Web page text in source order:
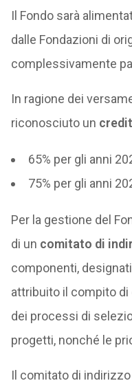
Il Fondo sarà
dalle Fondazioni di
complessivamente
In ragione dei
riconosciuto un
65% per gli anni
75% per gli anni
Per la gestione del
di un comitato di
componenti,
attribuito il compito di
dei processi di
progetti, nonché le
Il comitato di